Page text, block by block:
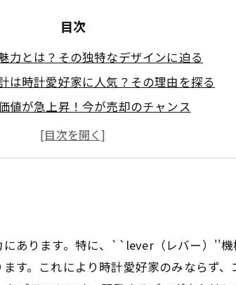
目次
力とは？その独特なデザインに迫る
は時計愛好家に人気？その理由を探る
値が急上昇！今が売却のチャンス
グラハム時計を売る前に知っておくべきこ
定プロセスを徹底解説
時計、適正価格での買取が実現する方法
にあります。特に、``lever（レバー）
す。これにより時計愛好家のみならず